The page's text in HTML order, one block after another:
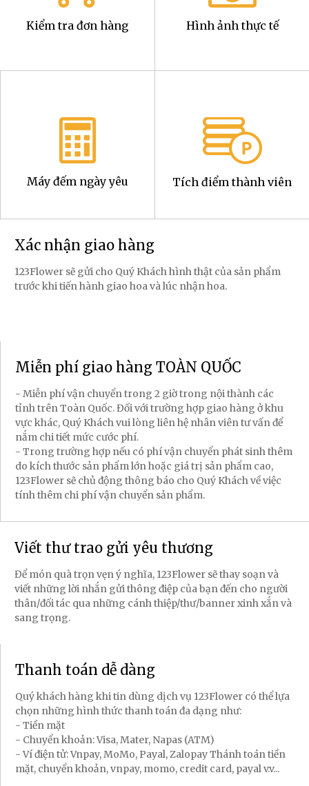
Kiểm tra đơn hàng Hình ảnh thực tế
Máy đếm ngày yêu Tích điểm thành viên
Xác nhận giao hàng
123Flower sẽ gửi cho Quý Khách hình thật của sản phẩm
trước khi tiến hành giao hoa và lúc nhận hoa.
Miễn phí giao hàng TOÀN QUỐC
- Miễn phí vận chuyển trong 2 giờ trong nội thành các
tỉnh trên Toàn Quốc. Đối với trường hợp giao hàng ở khu
vực khác, Quý Khách vui lòng liên hệ nhân viên tư vấn để
nắm chi tiết mức cước phí.
- Trong trường hợp nếu có phí vận chuyển phát sinh thêm
do kích thước sản phẩm lớn hoặc giá trị sản phẩm cao,
123Flower sẽ chủ động thông báo cho Quý Khách về việc
tính thêm chi phí vận chuyển sản phẩm.
Viết thư trao gửi yêu thương
Để món quà trọn vẹn ý nghĩa, 123Flower sẽ thay soạn và
viết những lời nhắn gửi thông điệp của bạn đến cho người
thân/đối tác qua những cánh thiệp/thư/banner xinh xắn và
sang trọng.
Thanh toán dễ dàng
Quý khách hàng khi tin dùng dịch vụ 123Flower có thể lựa
chọn những hình thức thanh toán đa dạng như:
- Tiền mặt
- Chuyển khoản: Visa, Mater, Napas (ATM)
- Ví điện tử: Vnpay, MoMo, Payal, Zalopay Thánh toán tiền
mặt, chuyển khoản, vnpay, momo, credit card, payal v.v...